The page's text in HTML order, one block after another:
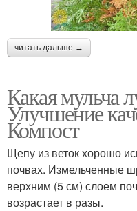
читать дальше →
Какая мульча
Улучшение
Компост
Щепу из веток хорошо
почвах. Измельченные
верхним (5 см) слоем
возрастает в разы.